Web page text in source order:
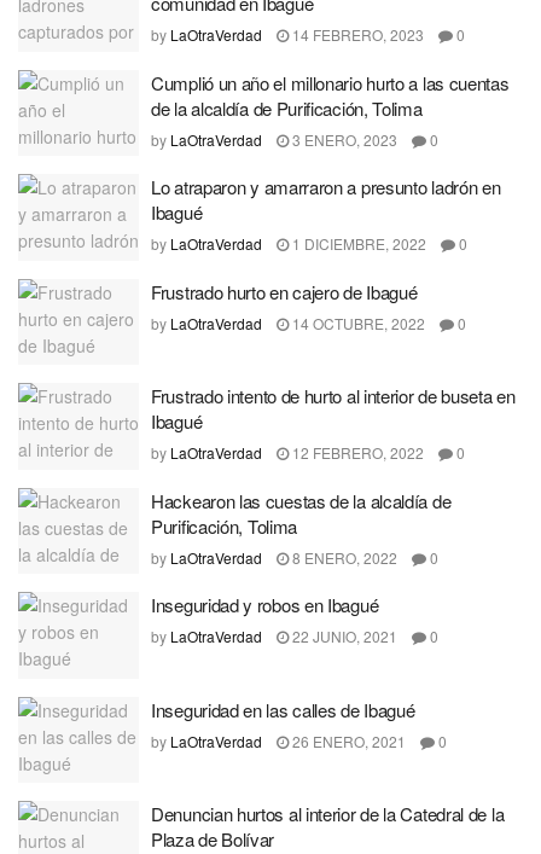
by LaOtraVerdad 14 FEBRERO, 2023 0
Cumplió un año el millonario hurto a las cuentas
de la alcaldía de Purificación, Tolima
by LaOtraVerdad 3 ENERO, 2023 0
Lo atraparon y amarraron a presunto ladrón en
Ibagué
by LaOtraVerdad 1 DICIEMBRE, 2022 0
Frustrado hurto en cajero de Ibagué
by LaOtraVerdad 14 OCTUBRE, 2022 0
Frustrado intento de hurto al interior de buseta en
Ibagué
by LaOtraVerdad 12 FEBRERO, 2022 0
Hackearon las cuestas de la alcaldía de
Purificación, Tolima
by LaOtraVerdad 8 ENERO, 2022 0
Inseguridad y robos en Ibagué
by LaOtraVerdad 22 JUNIO, 2021 0
Inseguridad en las calles de Ibagué
by LaOtraVerdad 26 ENERO, 2021 0
Denuncian hurtos al interior de la Catedral de la
Plaza de Bolívar